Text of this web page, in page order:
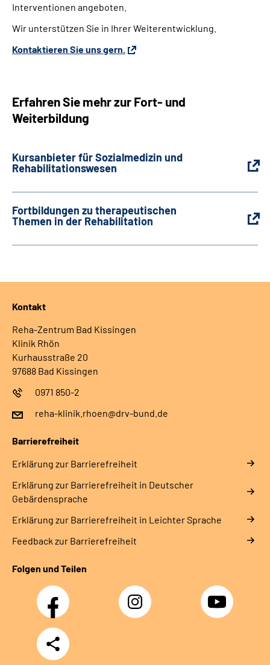
Interventionen angeboten.
Wir unterstützen Sie in Ihrer Weiterentwicklung.
Kontaktieren Sie uns gern.
Erfahren Sie mehr zur Fort- und
Weiterbildung
Kursanbieter für Sozialmedizin und
Rehabilitationswesen
Fortbildungen zu therapeutischen
Themen in der Rehabilitation
Kontakt
Reha-Zentrum Bad Kissingen
Klinik Rhön
Kurhausstraße 20
97688 Bad Kissingen
0971 850-2
reha-klinik.rhoen@drv-bund.de
Barrierefreiheit
Erklärung zur Barrierefreiheit
Erklärung zur Barrierefreiheit in Deutscher
Gebärdensprache
Erklärung zur Barrierefreiheit in Leichter Sprache
Feedback zur Barrierefreiheit
Folgen und Teilen
Facebook Instagram YouTube
Teilen